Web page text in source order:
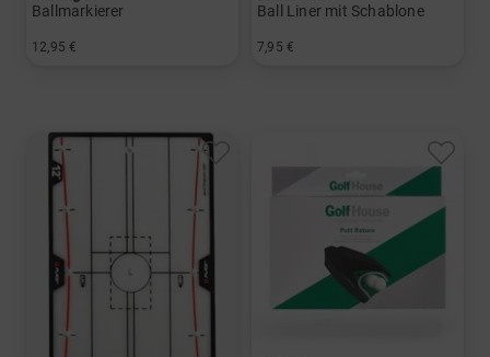
Ballmarkierer
12,95 €
Ball Liner mit Schablone
7,95 €